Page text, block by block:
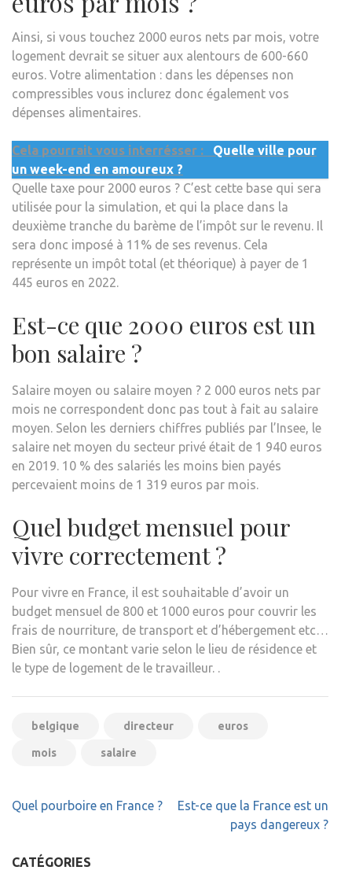
Ainsi, si vous touchez 2000 euros nets par mois, votre
logement devrait se situer aux alentours de 600-660
euros. Votre alimentation : dans les dépenses non
compressibles vous inclurez donc également vos
dépenses alimentaires.
Cela pourrait vous interrésser :
Quelle ville pour
un week-end en amoureux ?
Quelle taxe pour 2000 euros ? C’est cette base qui sera
utilisée pour la simulation, et qui la place dans la
deuxième tranche du barème de l’impôt sur le revenu. Il
sera donc imposé à 11% de ses revenus. Cela
représente un impôt total (et théorique) à payer de 1
445 euros en 2022.
Est-ce que 2000 euros est un
bon salaire ?
Salaire moyen ou salaire moyen ? 2 000 euros nets par
mois ne correspondent donc pas tout à fait au salaire
moyen. Selon les derniers chiffres publiés par l’Insee, le
salaire net moyen du secteur privé était de 1 940 euros
en 2019. 10 % des salariés les moins bien payés
percevaient moins de 1 319 euros par mois.
Quel budget mensuel pour
vivre correctement ?
Pour vivre en France, il est souhaitable d’avoir un
budget mensuel de 800 et 1000 euros pour couvrir les
frais de nourriture, de transport et d’hébergement etc…
Bien sûr, ce montant varie selon le lieu de résidence et
le type de logement de le travailleur. .
belgique directeur euros
mois salaire
Navigation
Quel pourboire en France ?
Est-ce que la France est un
pays dangereux ?
CATÉGORIES